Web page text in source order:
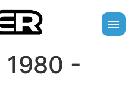
1980 -